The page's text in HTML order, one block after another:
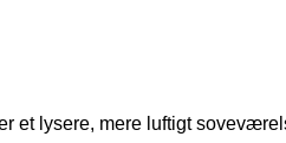
et lysere, mere luftigt